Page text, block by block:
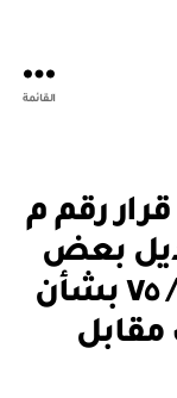
القائمة
رقم م
/ ٢٣ / ٢٣ بتعديل بعض
أحكام اللائحة رقم ٧ / ٤ / ٧٥ بشأن
مقابل